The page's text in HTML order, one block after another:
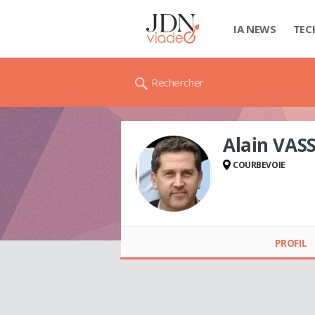
IA NEWS
Rechercher
Alain
COURBEVOIE
PROFIL